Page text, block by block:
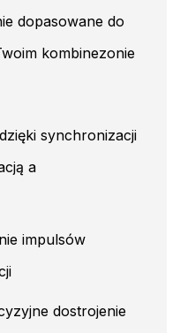
dopasowane do
kombinezonie
synchronizacji
a
impulsów
dostrojenie